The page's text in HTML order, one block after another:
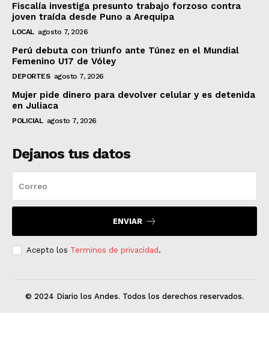
Fiscalía investiga presunto trabajo forzoso contra
joven traída desde Puno a Arequipa
LOCAL agosto 7, 2026
Perú debuta con triunfo ante Túnez en el Mundial
Femenino U17 de Vóley
DEPORTES agosto 7, 2026
Mujer pide dinero para devolver celular y es detenida
en Juliaca
POLICIAL agosto 7, 2026
Dejanos tus datos
ENVIAR
Acepto los Terminos de privacidad.
© 2024 Diario los Andes. Todos los derechos reservados.